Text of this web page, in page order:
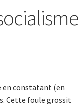
en constatant (en
Cette foule grossit